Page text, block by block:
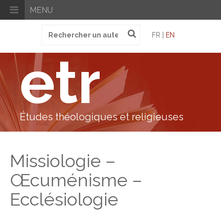
MENU
pour
FR | EN
etr
Études théologiques et religieuses
Missiologie –
Œcuménisme –
Ecclésiologie